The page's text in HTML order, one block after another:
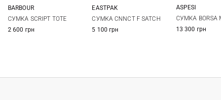
BARBOUR
СУМКА SCRIPT TOTE
2 600 грн
EASTPAK
СУМКА CNNCT F SATCH
5 100 грн
ASPESI
СУМКА BORSA
13 300 грн